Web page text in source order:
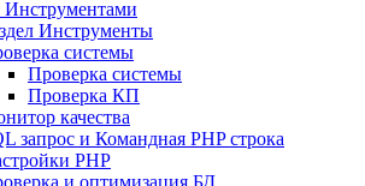
Инструментами
Инструменты
системы
Проверка системы
Проверка КП
качества
запрос и Командная PHP строка
PHP
и оптимизация БД